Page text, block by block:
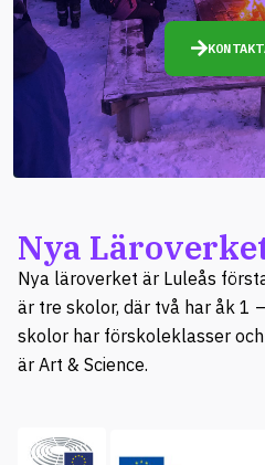
Nya
Nya läroverket är Luleås
är tre skolor, där två har åk 1
skolor har förskoleklasser
är Art & Science.